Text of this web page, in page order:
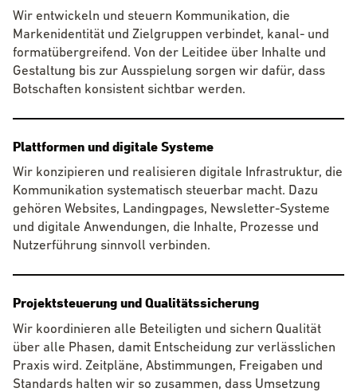
Wir entwickeln und steuern Kommunikation, die
Markenidentität und Zielgruppen verbindet, kanal- und
formatübergreifend. Von der Leitidee über Inhalte und
Gestaltung bis zur Ausspielung sorgen wir dafür, dass
Botschaften konsistent sichtbar werden.
Plattformen und digitale Systeme
Wir konzipieren und realisieren digitale Infrastruktur, die
Kommunikation systematisch steuerbar macht. Dazu
gehören Websites, Landingpages, Newsletter-Systeme
und digitale Anwendungen, die Inhalte, Prozesse und
Nutzerführung sinnvoll verbinden.
Projektsteuerung und Qualitätssicherung
Wir koordinieren alle Beteiligten und sichern Qualität
über alle Phasen, damit Entscheidung zur verlässlichen
Praxis wird. Zeitpläne, Abstimmungen, Freigaben und
Standards halten wir so zusammen, dass Umsetzung